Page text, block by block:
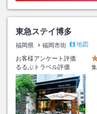
東急ステイ博多
福岡県 福岡市街
地図
お客様アンケート評価
るるぶトラベル評価